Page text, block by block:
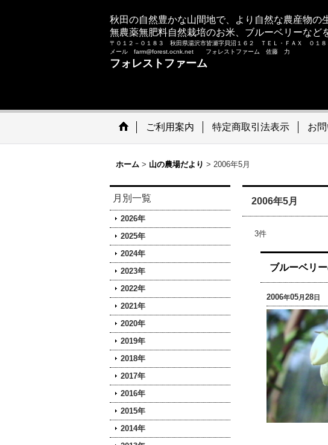
秋田の自然豊かな山間地で、より自然な農産物の
無農薬無肥料自然栽培のお米、ブルーベリーなど
〒０１２－０１８３ 秋田県湯沢市皆瀬字貝沼１６２ ＴＥＬ・ＦＡＸ ０１
メール farm@forest.ocnk.net フォレストファーム 佐藤 力
フォレストファーム
ご利用案内 特定商取引法表示 お
ホーム > 山の農場だより > 2006年5月
月別一覧
2026年
2025年
2024年
2023年
2022年
2021年
2020年
2019年
2018年
2017年
2016年
2015年
2014年
2006年5月
3件
ブルーベリ
2006年05月28日